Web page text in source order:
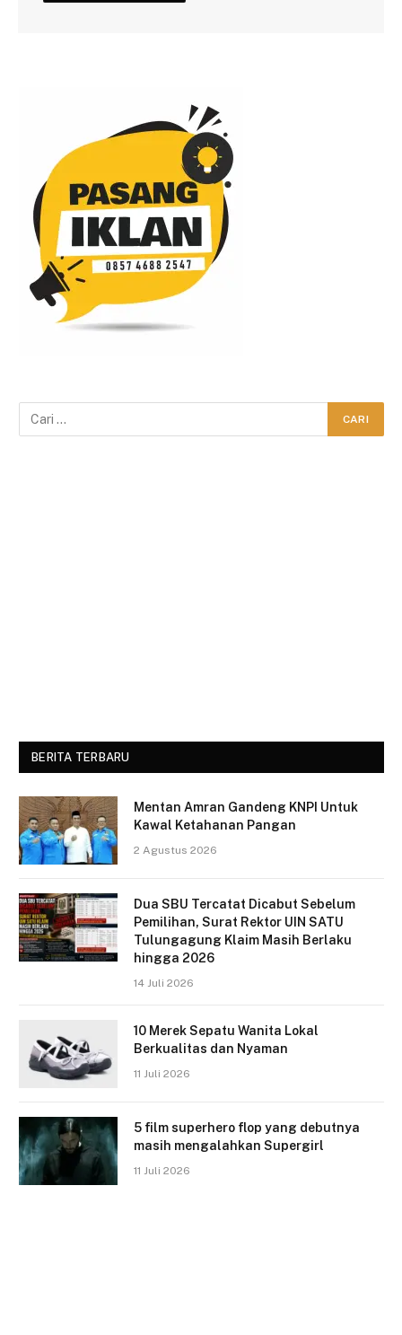
BERITA TERBARU
Mentan Amran Gandeng KNPI Untuk
Kawal Ketahanan Pangan
2 Agustus 2026
Dua SBU Tercatat Dicabut Sebelum
Pemilihan, Surat Rektor UIN SATU
Tulungagung Klaim Masih Berlaku
hingga 2026
14 Juli 2026
10 Merek Sepatu Wanita Lokal
Berkualitas dan Nyaman
11 Juli 2026
5 film superhero flop yang debutnya
masih mengalahkan Supergirl
11 Juli 2026